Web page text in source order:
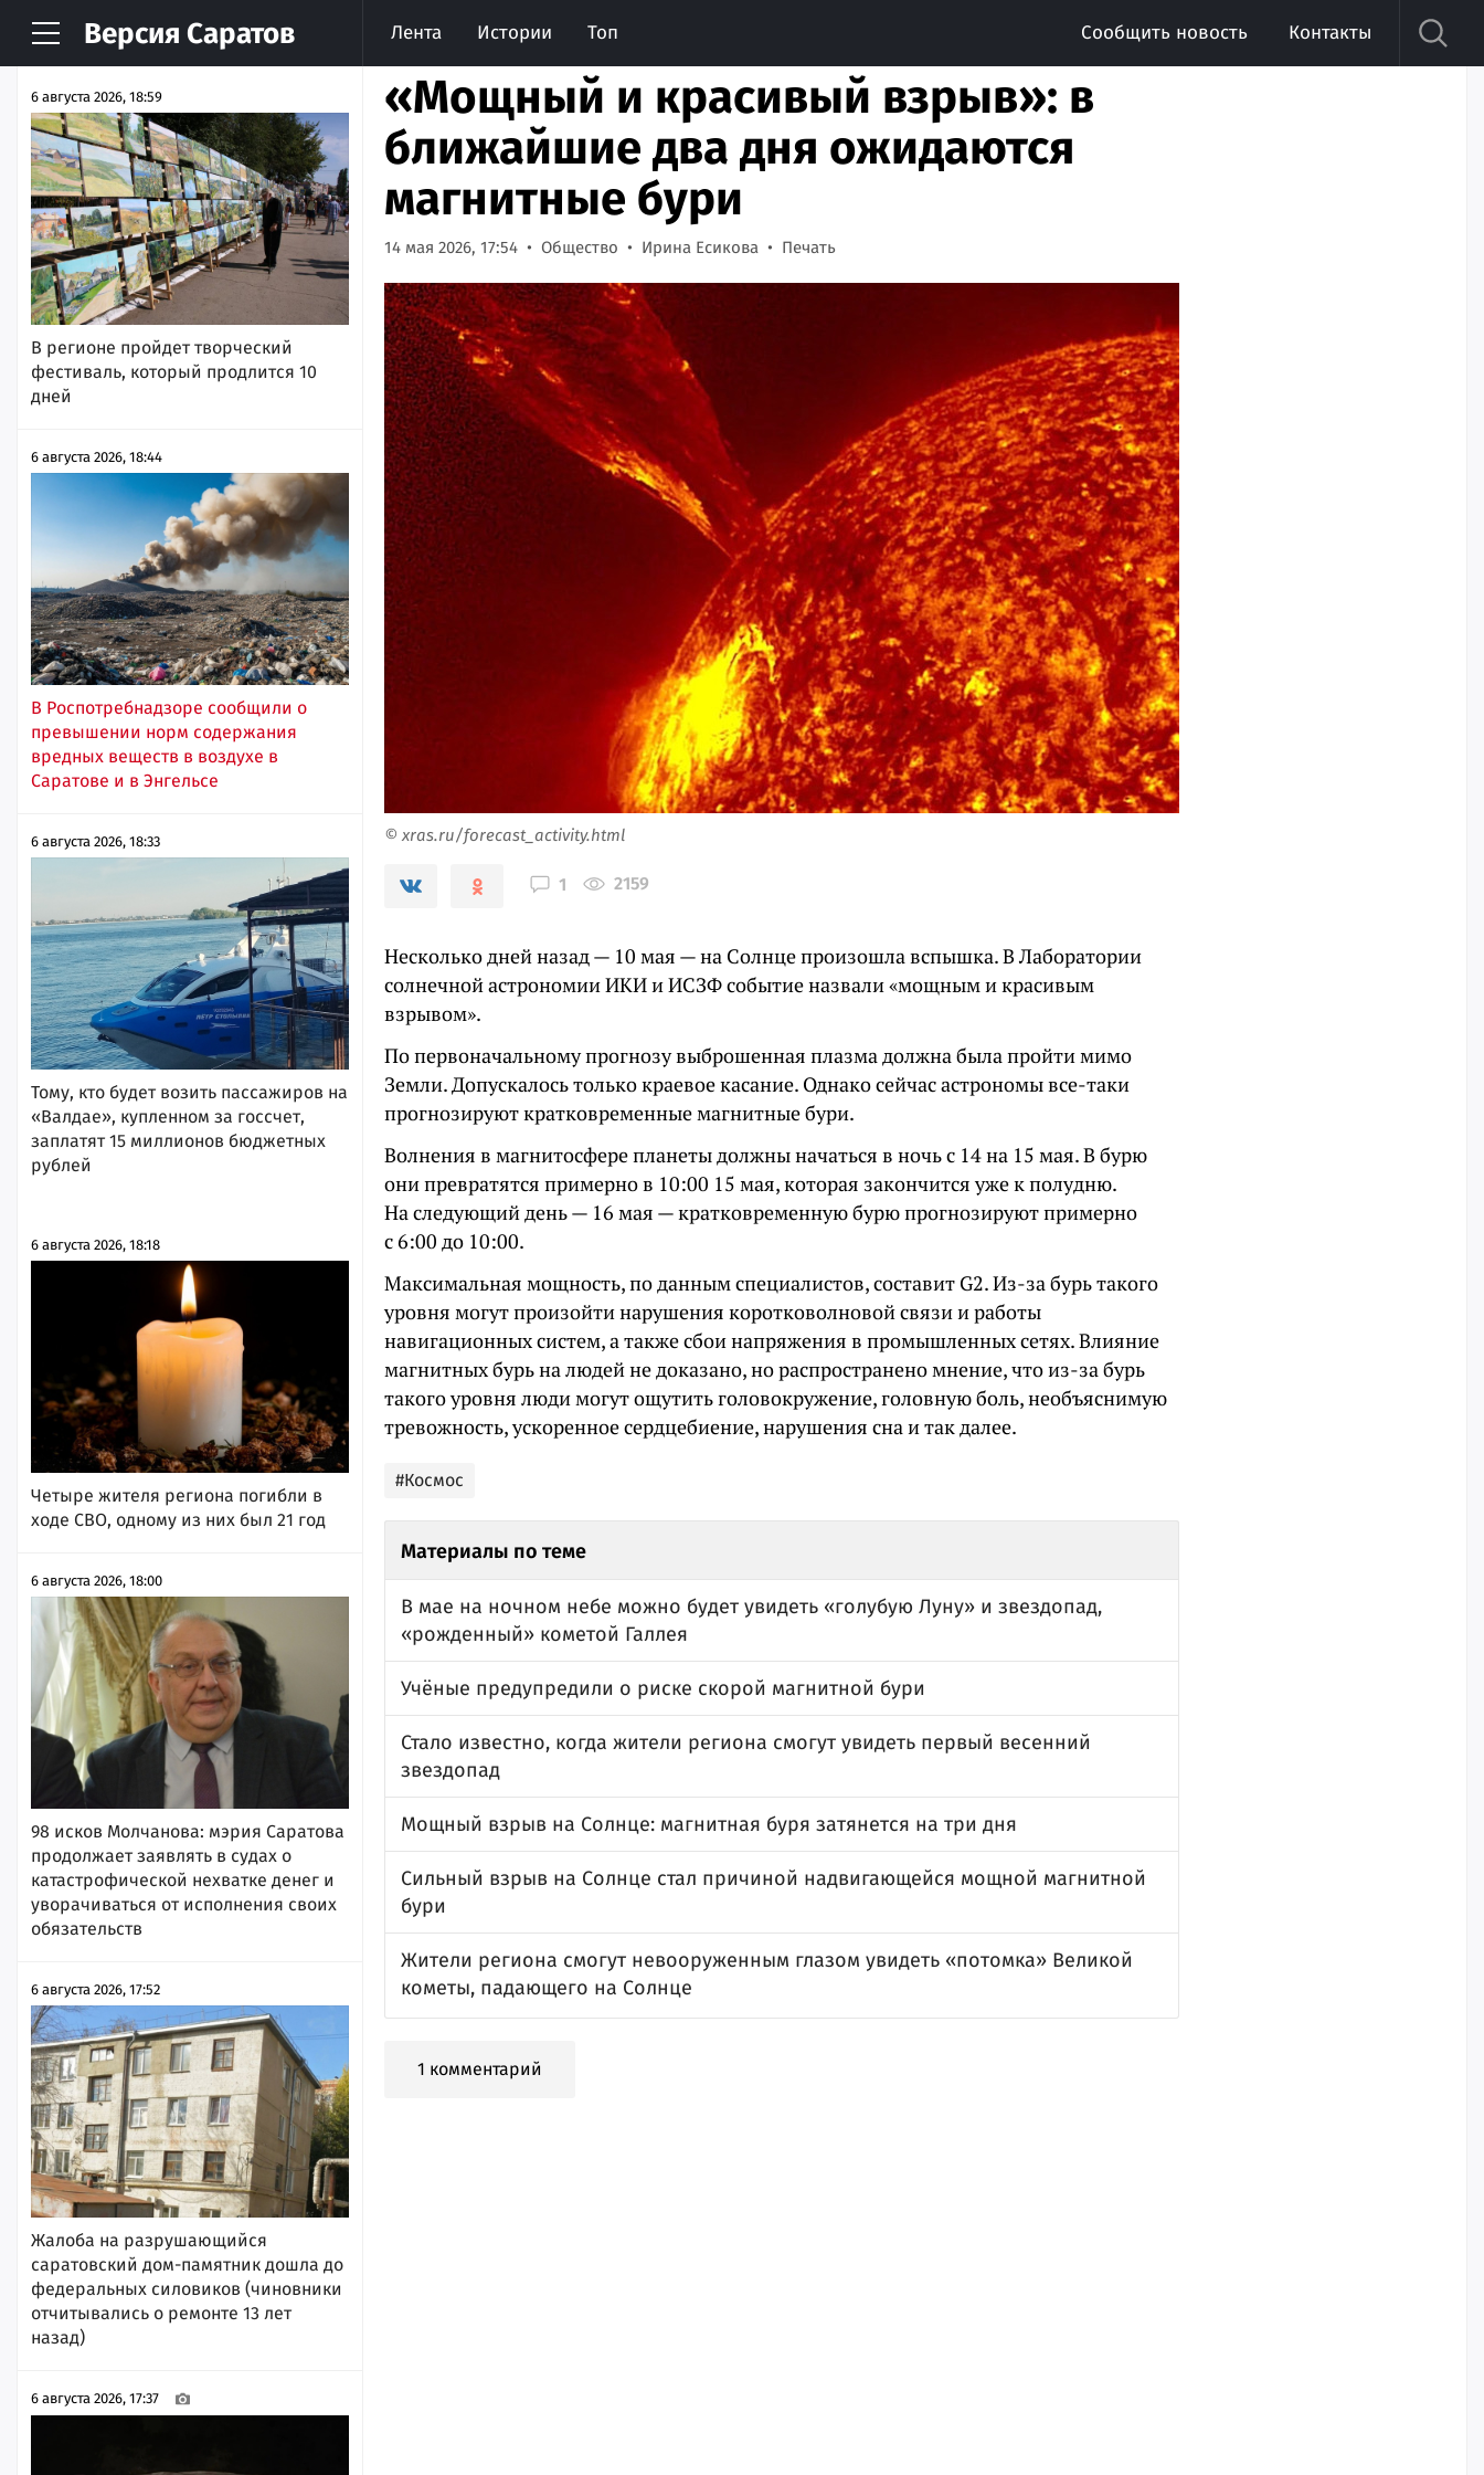
Версия Саратов Лента Истории Топ Сообщить новость Контакты
НОВОСТИ АРХИВ
6 августа 2026, 18:59
В регионе пройдет творческий
фестиваль, который продлится 10
дней
6 августа 2026, 18:44
В Роспотребнадзоре сообщили о
превышении норм содержания
вредных веществ в воздухе в
Саратове и в Энгельсе
6 августа 2026, 18:33
Тому, кто будет возить пассажиров на
«Валдае», купленном за госсчет,
заплатят 15 миллионов бюджетных
рублей
6 августа 2026, 18:18
Четыре жителя региона погибли в
ходе СВО, одному из них был 21 год
6 августа 2026, 18:00
98 исков Молчанова: мэрия Саратова
продолжает заявлять в судах о
катастрофической нехватке денег и
уворачиваться от исполнения своих
обязательств
6 августа 2026, 17:52
Жалоба на разрушающийся
саратовский дом-памятник дошла до
федеральных силовиков (чиновники
отчитывались о ремонте 13 лет
назад)
6 августа 2026, 17:37
«Мощный и красивый взрыв»: в
ближайшие два дня ожидаются
магнитные бури
14 мая 2026, 17:54 Общество Ирина Есикова Печать
© xras.ru/forecast_activity.html
1 2159
Несколько дней назад — 10 мая — на Солнце произошла вспышка. В Лаборатории
солнечной астрономии ИКИ и ИСЗФ событие назвали «мощным и красивым
взрывом».
По первоначальному прогнозу выброшенная плазма должна была пройти мимо
Земли. Допускалось только краевое касание. Однако сейчас астрономы все-таки
прогнозируют кратковременные магнитные бури.
Волнения в магнитосфере планеты должны начаться в ночь с 14 на 15 мая. В бурю
они превратятся примерно в 10:00 15 мая, которая закончится уже к полудню.
На следующий день — 16 мая — кратковременную бурю прогнозируют примерно
с 6:00 до 10:00.
Максимальная мощность, по данным специалистов, составит G2. Из-за бурь такого
уровня могут произойти нарушения коротковолновой связи и работы
навигационных систем, а также сбои напряжения в промышленных сетях. Влияние
магнитных бурь на людей не доказано, но распространено мнение, что из-за бурь
такого уровня люди могут ощутить головокружение, головную боль, необъяснимую
тревожность, ускоренное сердцебиение, нарушения сна и так далее.
#Космос
Материалы по теме
В мае на ночном небе можно будет увидеть «голубую Луну» и звездопад,
«рожденный» кометой Галлея
Учёные предупредили о риске скорой магнитной бури
Стало известно, когда жители региона смогут увидеть первый весенний
звездопад
Мощный взрыв на Солнце: магнитная буря затянется на три дня
Сильный взрыв на Солнце стал причиной надвигающейся мощной магнитной
бури
Жители региона смогут невооруженным глазом увидеть «потомка» Великой
кометы, падающего на Солнце
1 комментарий